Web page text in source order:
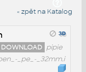
« zpět na Katalog
pipie
_pe_-_32mm.i